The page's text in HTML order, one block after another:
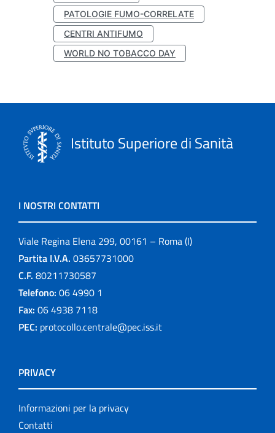
PATOLOGIE FUMO-CORRELATE
CENTRI ANTIFUMO
WORLD NO TOBACCO DAY
Istituto Superiore di Sanità
I NOSTRI CONTATTI
Viale Regina Elena 299, 00161 – Roma (I)
Partita I.V.A. 03657731000
C.F. 80211730587
Telefono: 06 4990 1
Fax: 06 4938 7118
PEC: protocollo.centrale@pec.iss.it
PRIVACY
Informazioni per la privacy
Contatti